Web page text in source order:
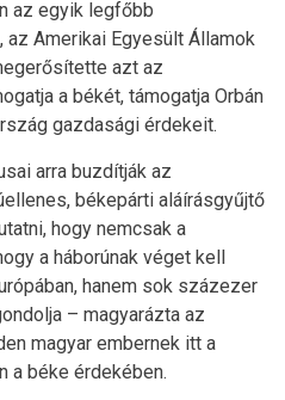
az egyik legfőbb
Amerikai Egyesült Államok
azt az
a békét, támogatja Orbán
gazdasági érdekeit.
arra buzdítják az
békepárti aláírásgyűjtő
hogy nemcsak a
a háborúnak véget kell
hanem sok százezer
– magyarázta az
magyar embernek itt a
a béke érdekében.